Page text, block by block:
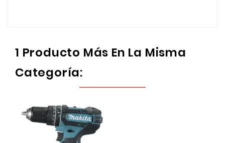
1 Producto Más En La Misma
Categoría: